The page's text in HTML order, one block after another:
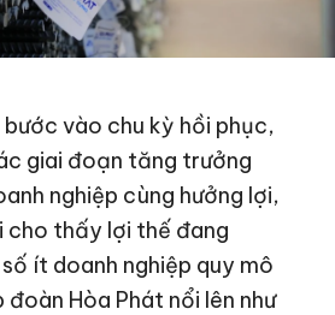
vào chu kỳ hồi phục,
giai đoạn tăng trưởng
nghiệp cùng hưởng lợi,
cho thấy lợi thế đang
ít doanh nghiệp quy mô
Hòa Phát nổi lên như